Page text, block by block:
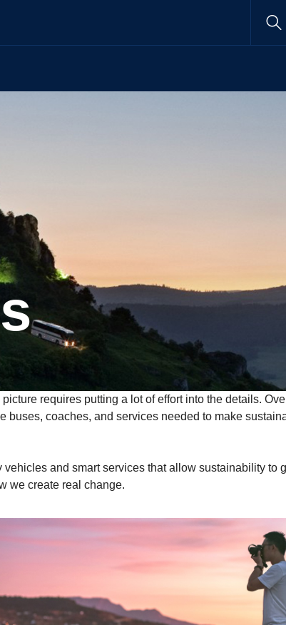
requires putting a lot of effort into the details.
coaches, and services needed to make
and smart services that allow sustainability to
we create real change.